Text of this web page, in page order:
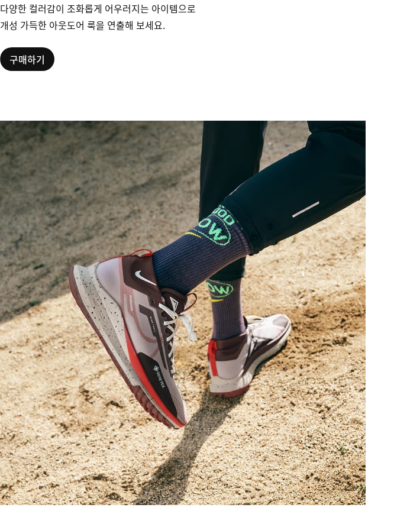
다양한 컬러감이 조화롭게 어우러지는 아이템으로
개성 가득한 아웃도어 룩을 연출해 보세요.
구매하기